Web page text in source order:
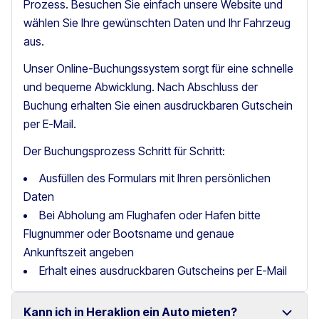
Prozess. Besuchen Sie einfach unsere Website und
wählen Sie Ihre gewünschten Daten und Ihr Fahrzeug
aus.
Unser Online-Buchungssystem sorgt für eine schnelle
und bequeme Abwicklung. Nach Abschluss der
Buchung erhalten Sie einen ausdruckbaren Gutschein
per E-Mail.
Der Buchungsprozess Schritt für Schritt:
Ausfüllen des Formulars mit Ihren persönlichen
Daten
Bei Abholung am Flughafen oder Hafen bitte
Flugnummer oder Bootsname und genaue
Ankunftszeit angeben
Erhalt eines ausdruckbaren Gutscheins per E-Mail
Kann ich in Heraklion ein Auto mieten?